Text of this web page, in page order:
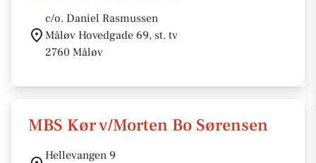
c/o. Daniel Rasmussen
Måløv Hovedgade 69, st. tv
2760 Måløv
MBS Kør v/Morten Bo Sørensen
Hellevangen 9